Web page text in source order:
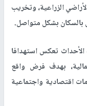
الزراعية، وتخريب
بالسكان بشكل متواصل.
تعكس استهدافا
بهدف فرض واقع
اقتصادية واجتماعية